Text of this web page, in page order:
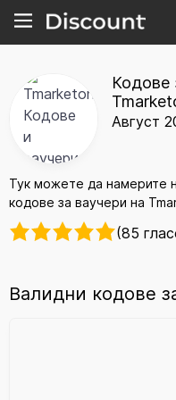
Кодове
Август
Тук можете да намерите
кодове за ваучери на
(85
Валидни кодове